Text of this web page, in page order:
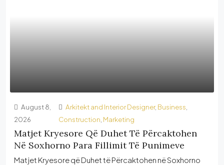
August 8,
2026
Arkitekt and Interior Designer, Business
Construction Marketing
Matjet Kryesore Që Duhet Të Përcaktohen
Në Soxhorno Para Fillimit Të Punimeve
Matjet Kryesore që Duhet të Përcaktohen në Soxhorno